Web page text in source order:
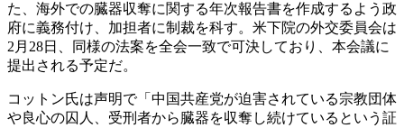
た、海外での臓器収奪に関する年次報告書を作成するよう政
府に義務付け、加担者に制裁を科す。米下院の外交委員会は
2月28日、同様の法案を全会一致で可決しており、本会議に
提出される予定だ。
コットン氏は声明で「中国共産党が迫害されている宗教団体
や良心の囚人、受刑者から臓器を収奪し続けているという証